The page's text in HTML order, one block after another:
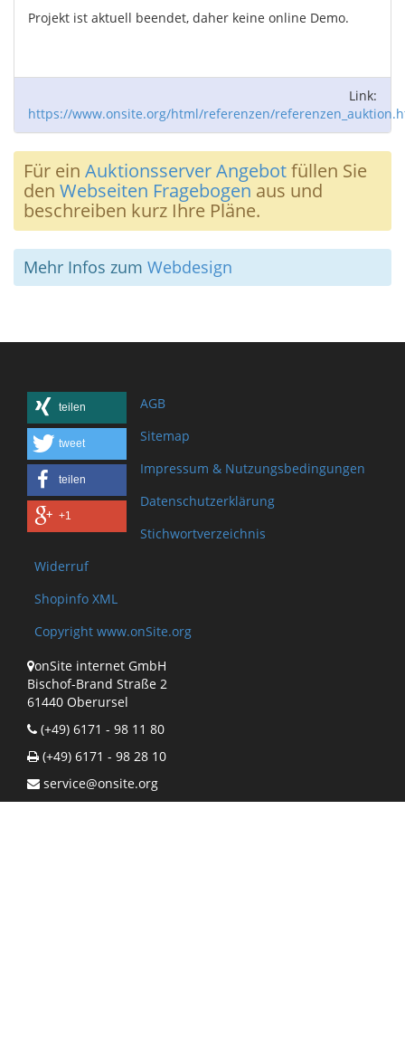
Projekt ist aktuell beendet, daher keine online Demo.
Link:
https://www.onsite.org/html/referenzen/
Für ein Auktionsserver Angebotfüllen Sie
den Webseiten Fragebogen aus und
beschreiben kurz Ihre Pläne.
Mehr Infos zum Webdesign
teilen
tweet
teilen
+1
AGB
Sitemap
Impressum & Nutzungsbedingungen
Datenschutzerklärung
Stichwortverzeichnis
Widerruf
Shopinfo XML
Copyright www.onSite.org
onSite internet GmbH
Bischof-Brand Straße 2
61440 Oberursel
(+49) 6171 - 98 11 80
(+49) 6171 - 98 28 10
service@onsite.org